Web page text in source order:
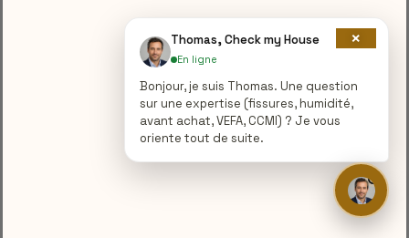
×
Thomas, Check my House
En ligne
Bonjour, je suis Thomas. Une question
sur une expertise (fissures, humidité,
avant achat, VEFA, CCMI) ? Je vous
oriente tout de suite.